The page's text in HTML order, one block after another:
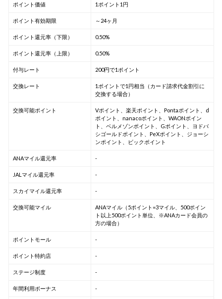
ポイント価値 1ポイント1円
ポイント有効期限 ～24ヶ月
ポイント還元率（下限） 0.50%
ポイント還元率（上限） 0.50%
付与レート 200円で1ポイント
交換レート
1ポイントで1円相当（カード請求代金割引に
交換する場合）
交換可能ポイント
Vポイント、楽天ポイント、Pontaポイント、d
ポイント、nanacoポイント、WAONポイン
ト、ベルメゾンポイント、Gポイント、ヨドバ
シゴールドポイント、PeXポイント、ジョーシ
ンポイント、ビックポイント
ANAマイル還元率 -
JALマイル還元率 -
スカイマイル還元率 -
交換可能マイル
ANAマイル（5ポイント=3マイル、500ポイン
ト以上500ポイント単位、※ANAカード会員の
方の場合）
ポイントモール -
ポイント特約店 -
ステージ制度 -
年間利用ボーナス -